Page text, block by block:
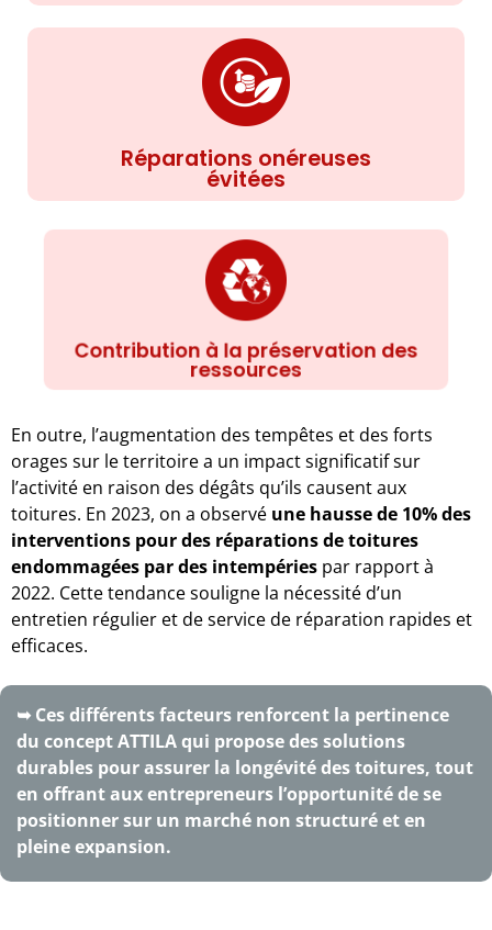
Réparations onéreuses
évitées
Contribution à la préservation des
ressources
En outre, l’augmentation des tempêtes et des forts
orages sur le territoire a un impact significatif sur
l’activité en raison des dégâts qu’ils causent aux
toitures. En 2023, on a observé une hausse de 10% des
interventions pour des réparations de toitures
endommagées par des intempéries par rapport à
2022. Cette tendance souligne la nécessité d’un
entretien régulier et de service de réparation rapides et
efficaces.
➥ Cesdifférents facteurs renforcent la pertinence
du concept ATTILA qui propose des solutions
durables pour assurer la longévité des toitures, tout
en offrant aux entrepreneurs l’opportunité de se
positionner sur un marché non structuré et en
pleine expansion.